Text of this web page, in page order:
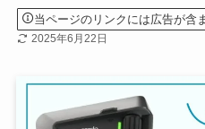
当ページのリンクには広告が含
2025年6月22日